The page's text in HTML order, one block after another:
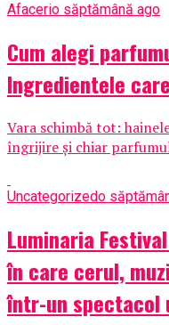
Afacerio săptămână ago
Cum alegi
Ingredientele
Vara schimbă tot:
îngrijire și chiar
Uncategorizedo
Luminaria
în care cerul,
într-un spectacol